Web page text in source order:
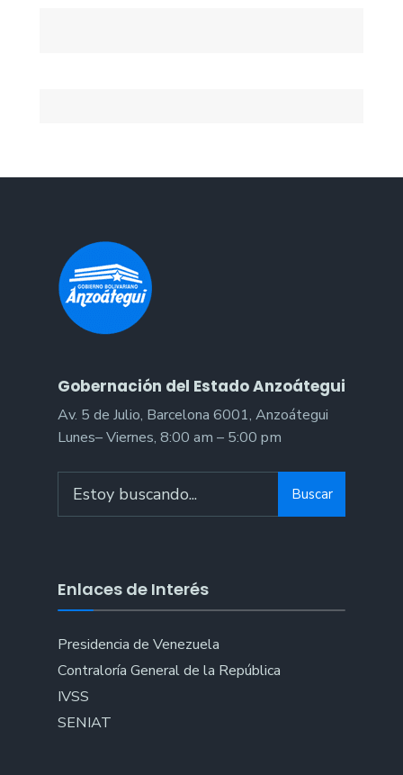
Gobernación del Estado Anzoátegui
Av. 5 de Julio, Barcelona 6001, Anzoátegui
Lunes– Viernes, 8:00 am – 5:00 pm
for:
Buscar
Enlaces de Interés
Presidencia de Venezuela
Contraloría General de la República
IVSS
SENIAT